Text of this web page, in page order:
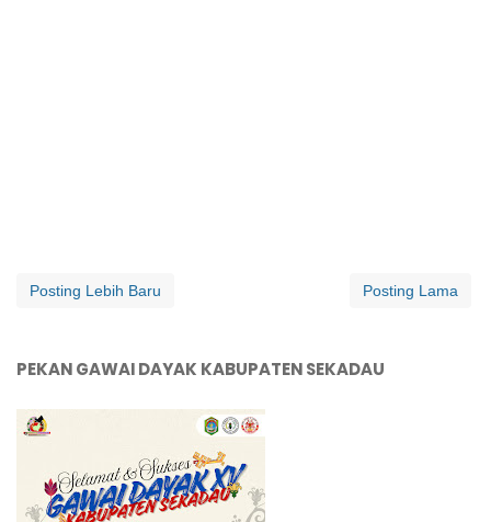
Posting Lebih Baru Posting Lama
PEKAN GAWAI DAYAK KABUPATEN SEKADAU